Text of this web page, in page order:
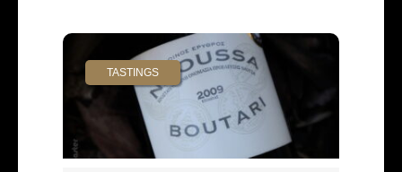
TASTINGS